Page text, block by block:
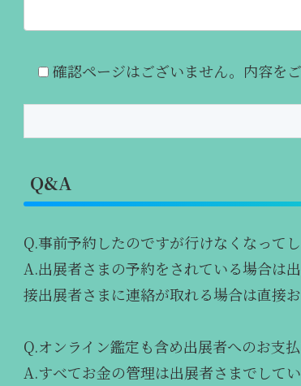
確認ページはございません。内容を
Q&A
Q.事前予約したのですが行けなくなってし
A.出展者さまの予約をされている場合は
接出展者さまに連絡が取れる場合は直接
Q.オンライン鑑定も含め出展者へのお支
A.すべてお金の管理は出展者さまでして